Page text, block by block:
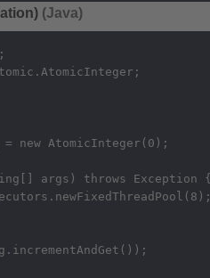
(Java)
new AtomicInteger(0);
args) throws Exception {